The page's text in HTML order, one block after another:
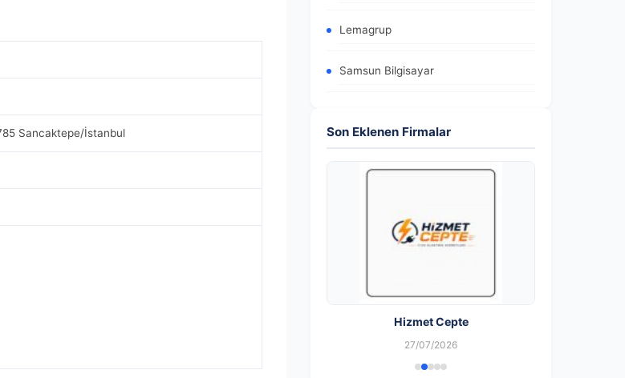
Sancaktepe/İstanbul
Lemagrup
Samsun Bilgisayar
Son Eklenen Firmalar
Hizmet Cepte
27/07/2026